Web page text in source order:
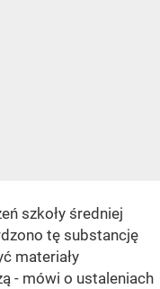
szkoły średniej
tę substancję
materiały
- mówi o ustaleniach